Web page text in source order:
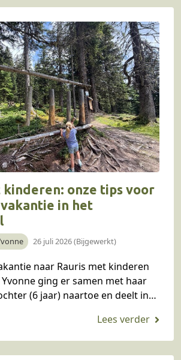
kinderen: onze tips voor
in het
26 juli 2026 (Bijgewerkt)
naar Rauris met kinderen
ging er samen met haar
(6 jaar) naartoe en deelt in